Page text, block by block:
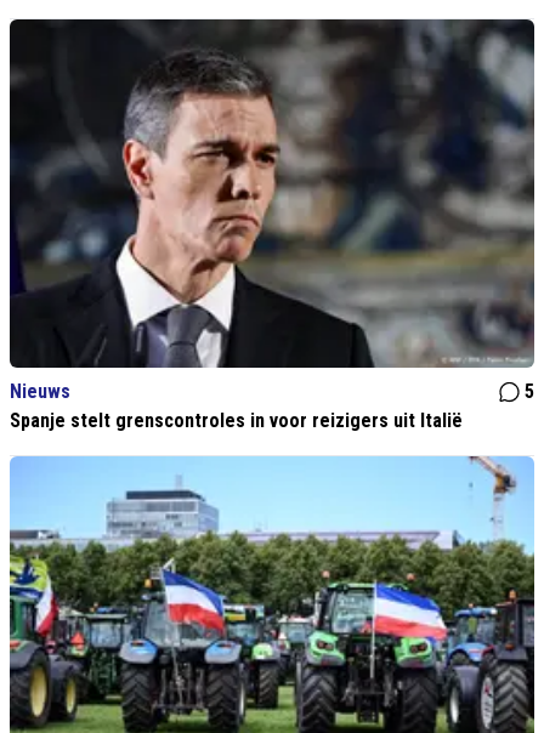
Nieuws
5
Spanje stelt grenscontroles in voor reizigers uit Italië